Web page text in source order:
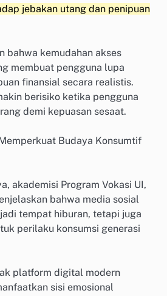
jebakan utang dan penipuan
bahwa kemudahan akses
membuat pengguna lupa
finansial secara realistis.
berisiko ketika pengguna
demi kepuasan sesaat.
Budaya Konsumtif
akademisi Program Vokasi UI,
bahwa media sosial
tempat hiburan, tetapi juga
perilaku konsumsi generasi
platform digital modern
sisi emosional